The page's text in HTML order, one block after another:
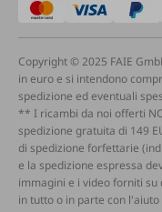
Copyright © 2025 FAIE
in euro e si intendono
spedizione ed eventuali
** I ricambi da noi offerti
spedizione gratuita di 149
di spedizione forfettarie
e la spedizione espressa
immagini e i video forniti
in tutto o in parte con